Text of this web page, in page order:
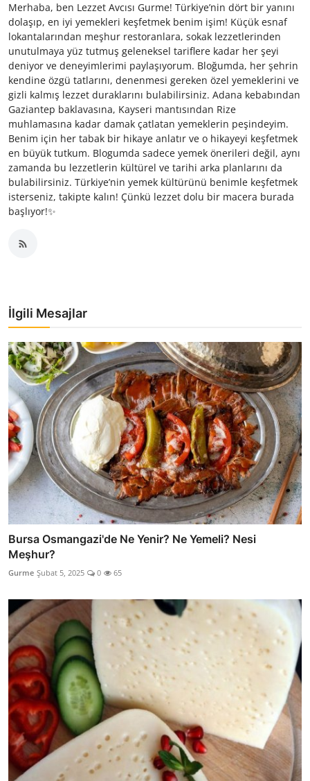
Merhaba, ben Lezzet Avcısı Gurme! Türkiye’nin dört bir yanını
dolaşıp, en iyi yemekleri keşfetmek benim işim! Küçük esnaf
lokantalarından meşhur restoranlara, sokak lezzetlerinden
unutulmaya yüz tutmuş geleneksel tariflere kadar her şeyi
deniyor ve deneyimlerimi paylaşıyorum. Bloğumda, her şehrin
kendine özgü tatlarını, denenmesi gereken özel yemeklerini ve
gizli kalmış lezzet duraklarını bulabilirsiniz. Adana kebabından
Gaziantep baklavasına, Kayseri mantısından Rize
muhlamasına kadar damak çatlatan yemeklerin peşindeyim.
Benim için her tabak bir hikaye anlatır ve o hikayeyi keşfetmek
en büyük tutkum. Blogumda sadece yemek önerileri değil, aynı
zamanda bu lezzetlerin kültürel ve tarihi arka planlarını da
bulabilirsiniz. Türkiye’nin yemek kültürünü benimle keşfetmek
isterseniz, takipte kalın! Çünkü lezzet dolu bir macera burada
başlıyor!✨
İlgili Mesajlar
Bursa Osmangazi'de Ne Yenir? Ne Yemeli? Nesi
Meşhur?
Gurme Şubat 5, 2025 0 65